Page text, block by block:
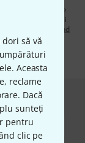
să vă
Aceasta
reclame
Dacă
sunteți
pentru
clic pe
primiți publicitate
găsi informații
nostru privind